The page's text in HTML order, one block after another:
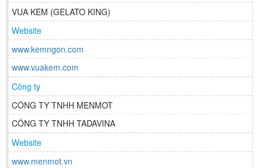
VUA KEM (GELATO KING)
Website
www.kemngon.com
www.vuakem.com
Công ty
CÔNG TY TNHH MENMOT
CÔNG TY TNHH TADAVINA
Website
www.menmot.vn